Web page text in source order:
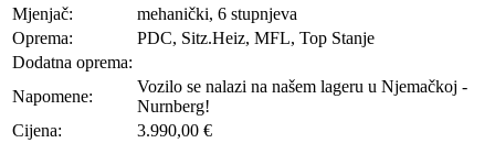
Mjenjač:
mehanički, 6 stupnjeva
Oprema:
PDC, Sitz.Heiz, MFL, Top Stanje
Dodatna oprema:
Napomene:
Vozilo se nalazi na našem lageru u Njemačkoj -
Nurnberg!
Cijena:
3.990,00 €